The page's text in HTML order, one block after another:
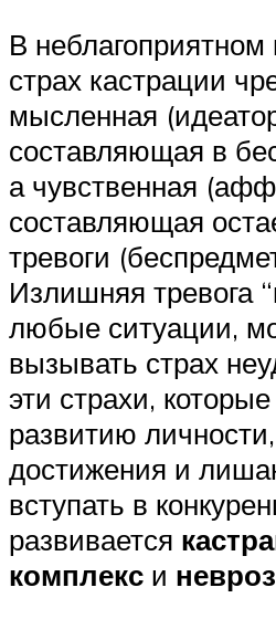
В неблагоприятном
страх кастрации
мысленная
составляющая в
а чувственная
составляющая
тревоги
Излишняя тревога
любые ситуации,
вызывать страх
эти страхи,
развитию
достижения и
вступать в
развивается
комплекс и невроз